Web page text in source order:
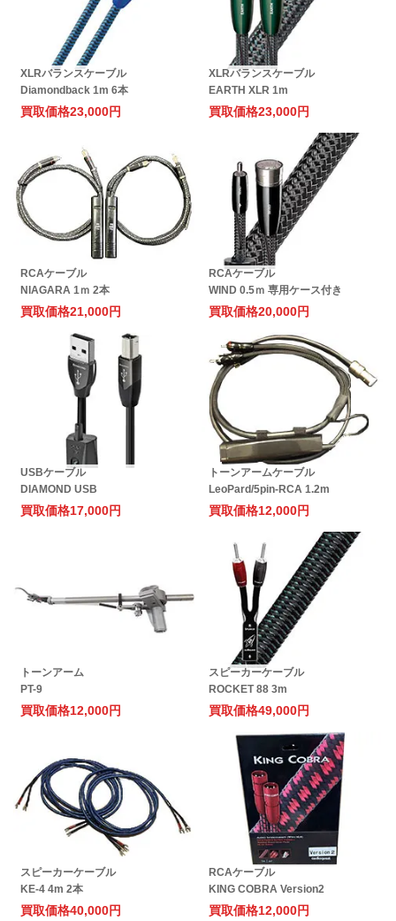
XLRバランスケーブル
Diamondback 1m 6本
買取価格23,000円
XLRバランスケーブル
EARTH XLR 1m
買取価格23,000円
RCAケーブル
NIAGARA 1ｍ 2本
買取価格21,000円
RCAケーブル
WIND 0.5ｍ 専用ケース付き
買取価格20,000円
USBケーブル
DIAMOND USB
買取価格17,000円
トーンアームケーブル
LeoPard/5pin-RCA 1.2m
買取価格12,000円
トーンアーム
PT-9
買取価格12,000円
スピーカーケーブル
ROCKET 88 3m
買取価格49,000円
スピーカーケーブル
KE-4 4m 2本
買取価格40,000円
RCAケーブル
KING COBRA Version2
買取価格12,000円